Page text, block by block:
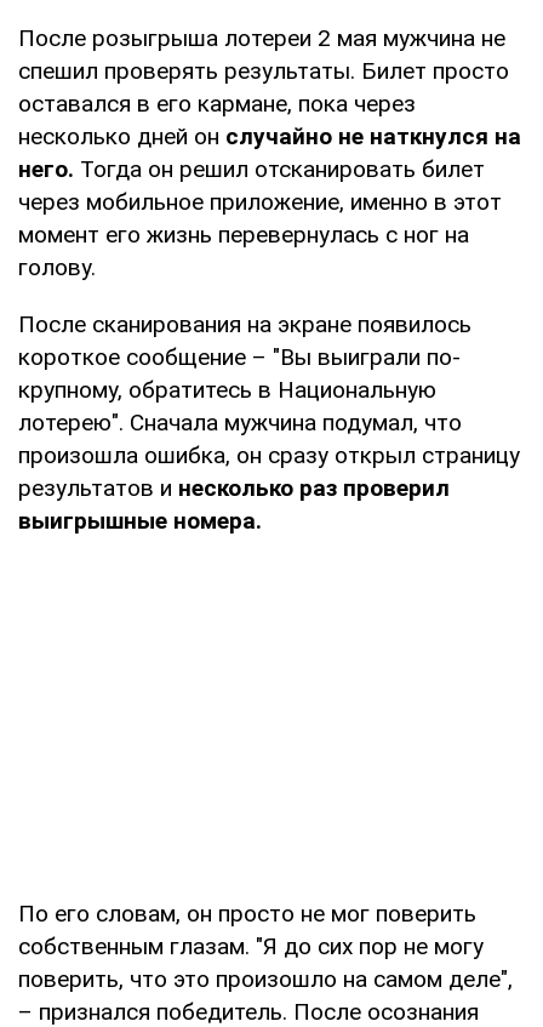
После розыгрыша лотереи 2 мая мужчина не
спешил проверять результаты. Билет просто
оставался в его кармане, пока через
несколько дней он случайно не наткнулся на
него. Тогда он решил отсканировать билет
через мобильное приложение, именно в этот
момент его жизнь перевернулась с ног на
голову.
После сканирования на экране появилось
короткое сообщение – "Вы выиграли по-
крупному, обратитесь в Национальную
лотерею". Сначала мужчина подумал, что
произошла ошибка, он сразу открыл страницу
результатов и несколько раз проверил
выигрышные номера.
По его словам, он просто не мог поверить
собственным глазам. "Я до сих пор не могу
поверить, что это произошло на самом деле",
– признался победитель. После осознания